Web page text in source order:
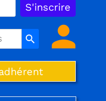
search person